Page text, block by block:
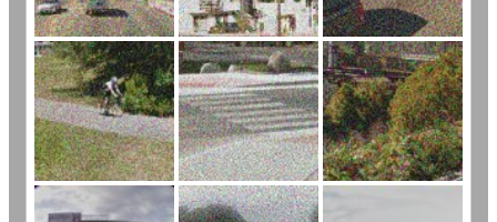
스케이트
받침봉
이트랙바
스트립커튼
스케이트 레일
온라인스토어
고객지원
공지사항